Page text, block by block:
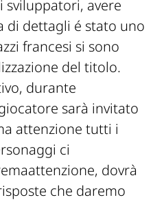
sviluppatori, avere
di dettagli é stato uno
francesi si sono
del titolo.
durante
sarà invitato
attenzione tutti i
ci
dovrà
che daremo